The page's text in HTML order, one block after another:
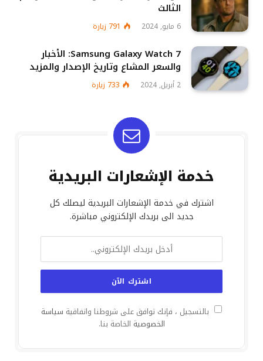
الثالث
6 مايو, 2024 791 زيارة
Samsung Galaxy Watch 7: الأخبار
والسعر المشاع وتاريخ الإصدار والمزيد
2 أبريل, 2024 733 زيارة
خدمة الإشعارات البريدية
اشترك في خدمة الإشعارات البريدية ليصلك كل
جديد الى بريدك الإلكتروني مباشرة.
بالتسجيل ، فإنك توافق على شروطنا واتفاقية سياسة
الخصوصية الخاصة بنا.